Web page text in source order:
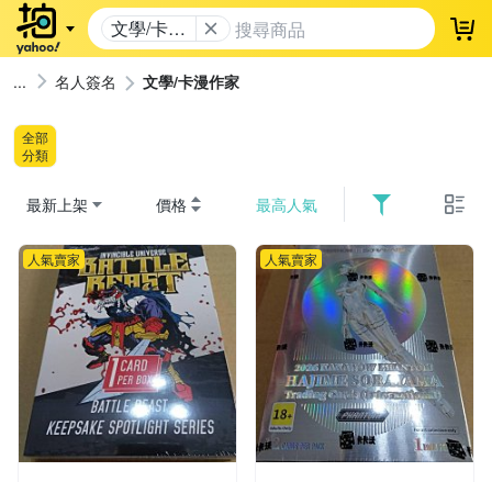
文學/卡漫
作家
登
名人簽名 文學/卡漫作家
全部
分類
最新上架 價格 最高人氣
人氣賣家 人氣賣家